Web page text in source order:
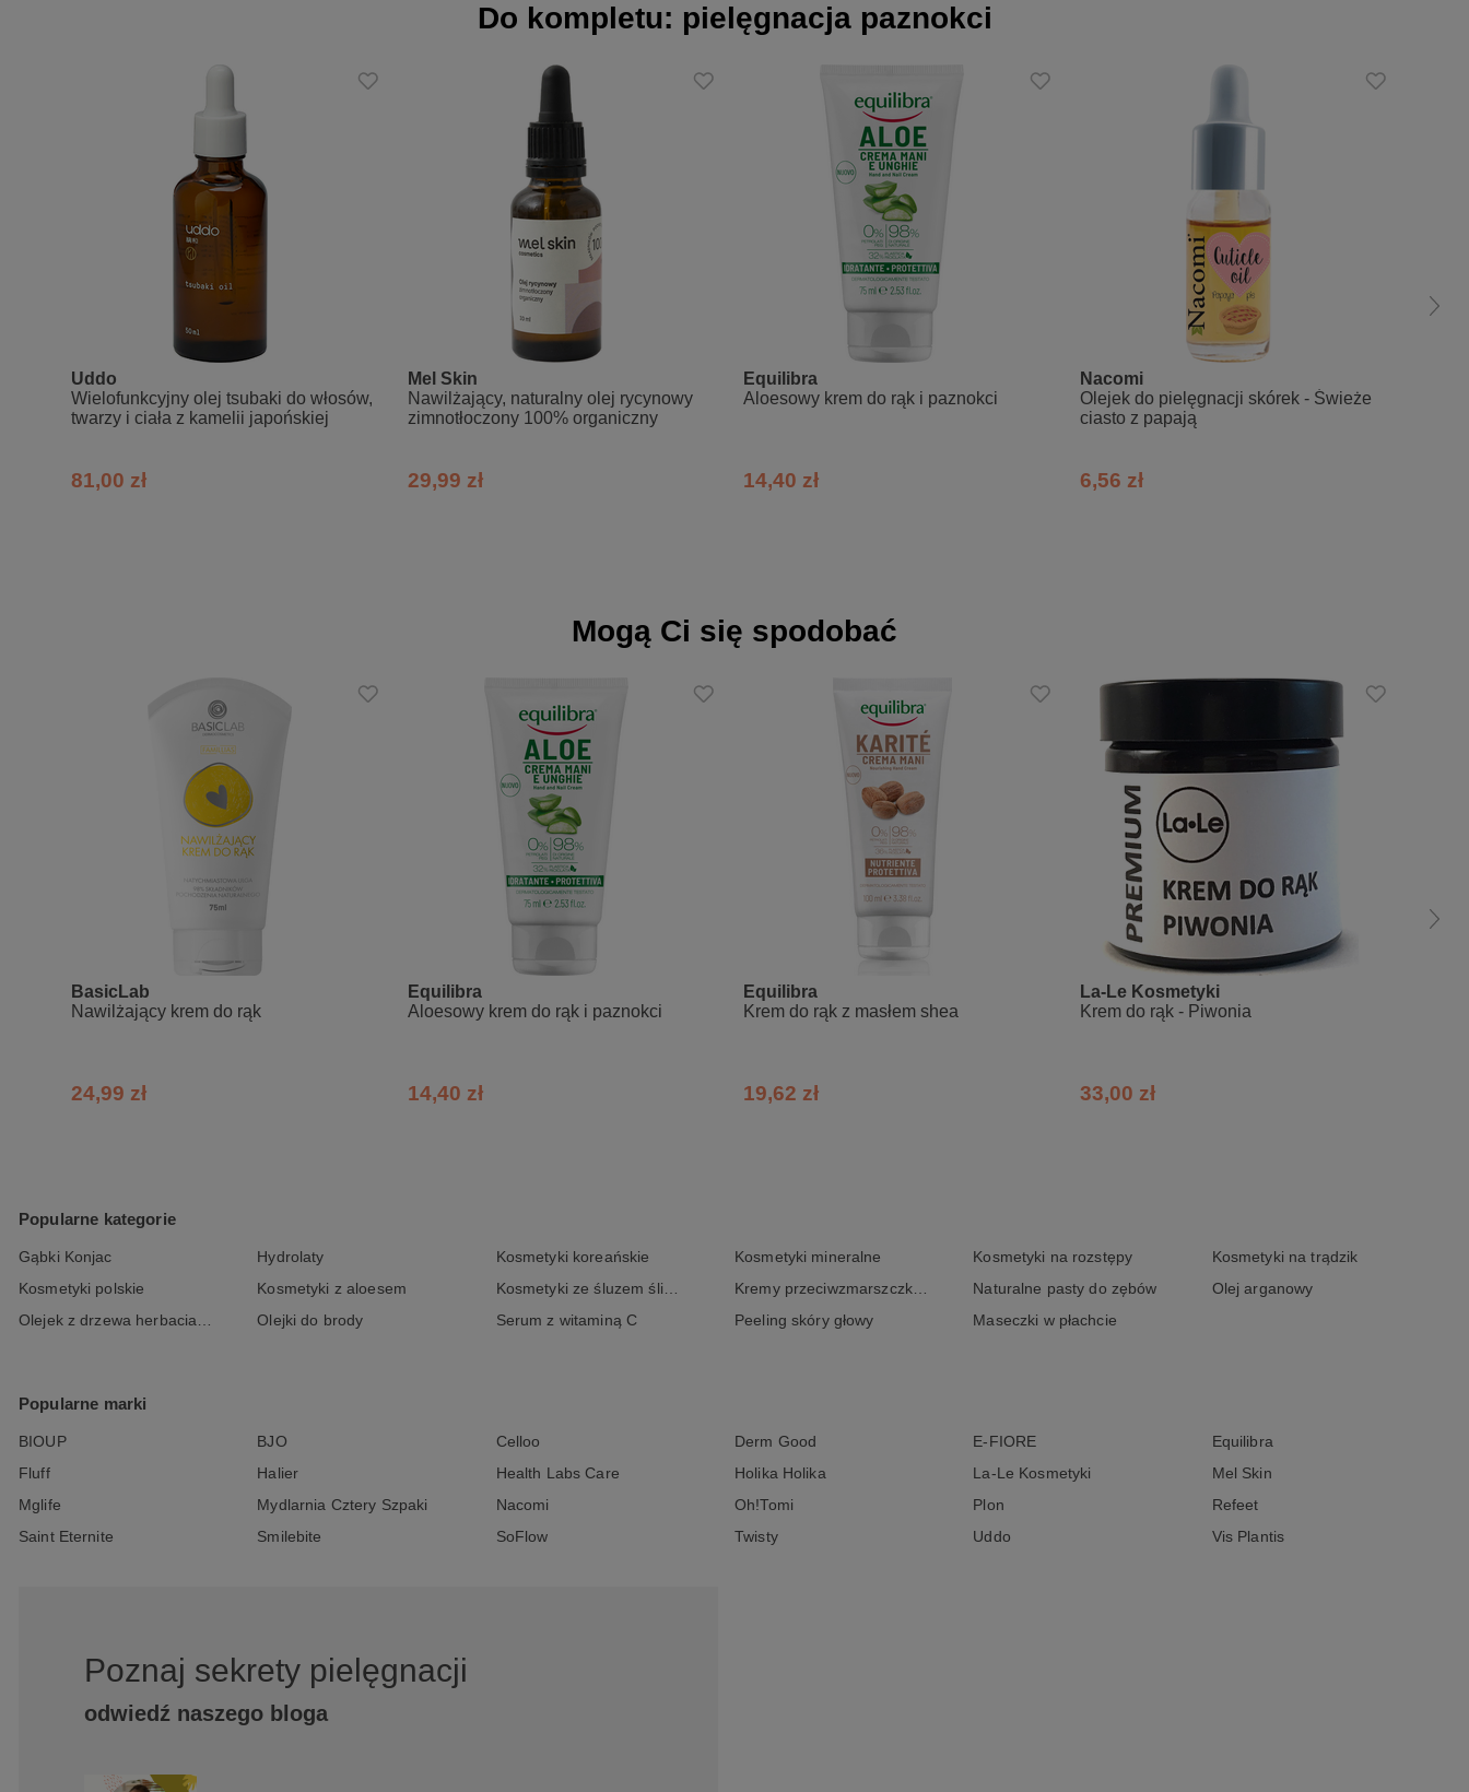
bogactwo naturalnych olejów
97% składników pochodzenia naturalnego
Krem dokładnie rozprowadzić na całych dłoniach. W razie konieczności aplikację powtarzać kilkukrotnie w ciągu dnia.
Aqua (Water), Helianthus Annuus (Sunflower) Seed Oil, Olea Europaea (Olive) Fruit Oil, Glycerin, Cetearyl Alcohol, Caprylic/Capric Triglyceride,
Butyrospermum Parkii (Shea) Butter, Glyceryl Staerate SE, Tocopheryl Acetate, Pentylene Glycol, Alpha-Glucan Oligosaccharide, Inulin, Niacinamide,
Trehalose, Argania Spinosa Kernel Oil, Persea Gratissima (Avocado) Oil, Linum Usitatissimum (Linseed) Seed Oil, Macadamia Ternifolia Seed Oil,
Cocos Nucifera (Coconut) Oil, Copper Gluconate, Magnesium Aspartate, Zinc Gluconate, Panthenol, Allantoin, Rosmarinus Officinails Leaf Extract,
Do kompletu: pielęgnacja paznokci
Uddo
Wielofunkcyjny olej tsubaki do włosów,
twarzy i ciała z kamelii japońskiej
81,00 zł
Mel Skin
Nawilżający, naturalny olej rycynowy
zimnotłoczony 100% organiczny
29,99 zł
Equilibra
Aloesowy krem do rąk i paznokci
14,40 zł
Nacomi
Olejek do pielęgnacji skórek - Świeże
ciasto z papają
6,56 zł
Mogą Ci się spodobać
BasicLab
Nawilżający krem do rąk
24,99 zł
Equilibra
Aloesowy krem do rąk i paznokci
14,40 zł
Equilibra
Krem do rąk z masłem shea
19,62 zł
La-Le Kosmetyki
Krem do rąk - Piwonia
33,00 zł
Popularne kategorie
Gąbki Konjac Hydrolaty Kosmetyki koreańskie Kosmetyki mineralne Kosmetyki na rozstępy
Kosmetyki na trądzik
Kosmetyki polskie
Kosmetyki z aloesem Kosmetyki ze śluzem ślimaka Kremy przeciwzmarszczkowe Naturalne pasty do zębów
Olej arganowy
Olejek z drzewa herbacianego
Olejki do brody Serum z witaminą C Peeling skóry głowy Maseczki w płachcie
Popularne marki
BIOUP BJO Celloo Derm Good E-FIORE
Equilibra
Fluff
Halier Health Labs Care Holika Holika La-Le Kosmetyki
Mel Skin
Mglife
Mydlarnia Cztery Szpaki Nacomi Oh!Tomi Plon
Refeet
Saint Eternite
Smilebite SoFlow Twisty Uddo Vis Plantis
Poznaj sekrety pielęgnacji
odwiedź naszego bloga